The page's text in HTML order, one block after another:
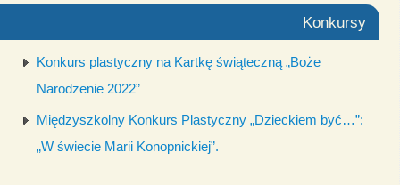
Konkursy
Konkurs plastyczny na Kartkę świąteczną „Boże
Narodzenie 2022”
Międzyszkolny Konkurs Plastyczny „Dzieckiem być…”:
„W świecie Marii Konopnickiej”.